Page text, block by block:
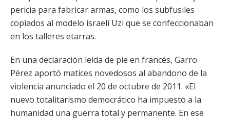
pericia para fabricar armas, como los subfusiles
copiados al modelo israelí Uzi que se confeccionaban
en los talleres etarras.
En una declaración leída de pie en francés, Garro
Pérez aportó matices novedosos al abandono de la
violencia anunciado el 20 de octubre de 2011. «El
nuevo totalitarismo democrático ha impuesto a la
humanidad una guerra total y permanente. En ese